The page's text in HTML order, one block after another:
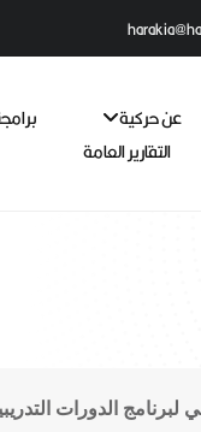
عن حركية
التقارير العامة
الدورات